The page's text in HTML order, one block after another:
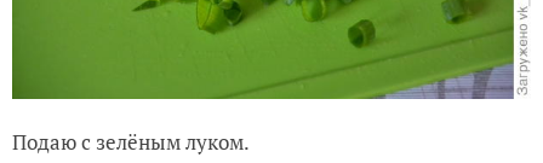
Подаю с зелёным луком.